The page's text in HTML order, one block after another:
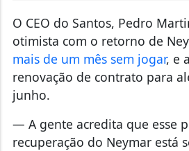
O CEO do Santos, Pedro
otimista com o retorno de
mais de um mês sem jogar, e
renovação de contrato para
junho.
— A gente acredita que esse
recuperação do Neymar está